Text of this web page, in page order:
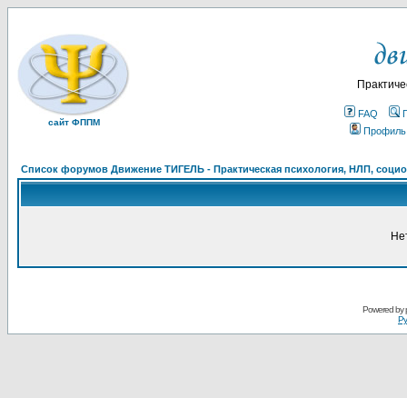
сайт ФППМ
FAQ
Профиль
Список форумов Движение ТИГЕЛЬ - Практическая психология, НЛП,
Powered by